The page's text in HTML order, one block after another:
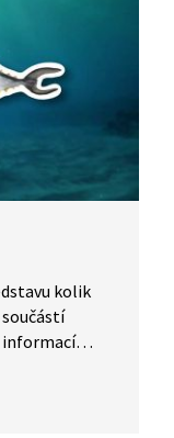
kolik
informací